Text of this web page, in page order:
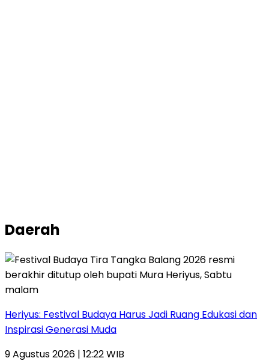
Daerah
Heriyus: Festival Budaya Harus Jadi Ruang Edukasi dan
Inspirasi Generasi Muda
9 Agustus 2026 | 12:22 WIB